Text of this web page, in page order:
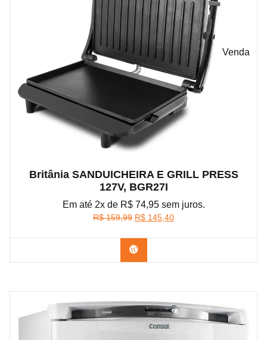
Venda
Britânia SANDUICHEIRA E GRILL PRESS
127V, BGR27I
Em até 2x de R$ 74,95 sem juros.
R$159,99 O
original
era:
R$ 159,99.
R$ 145,40O
Confira na Amazon